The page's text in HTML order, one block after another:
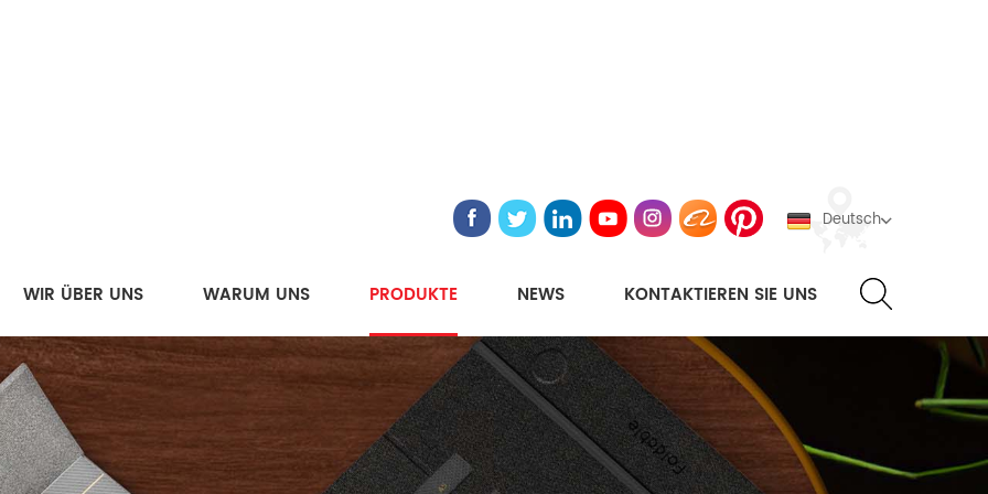
Deutsch
WIR ÜBER UNS WARUM UNS PRODUKTE NEWS KONTAKTIEREN SIE UNS